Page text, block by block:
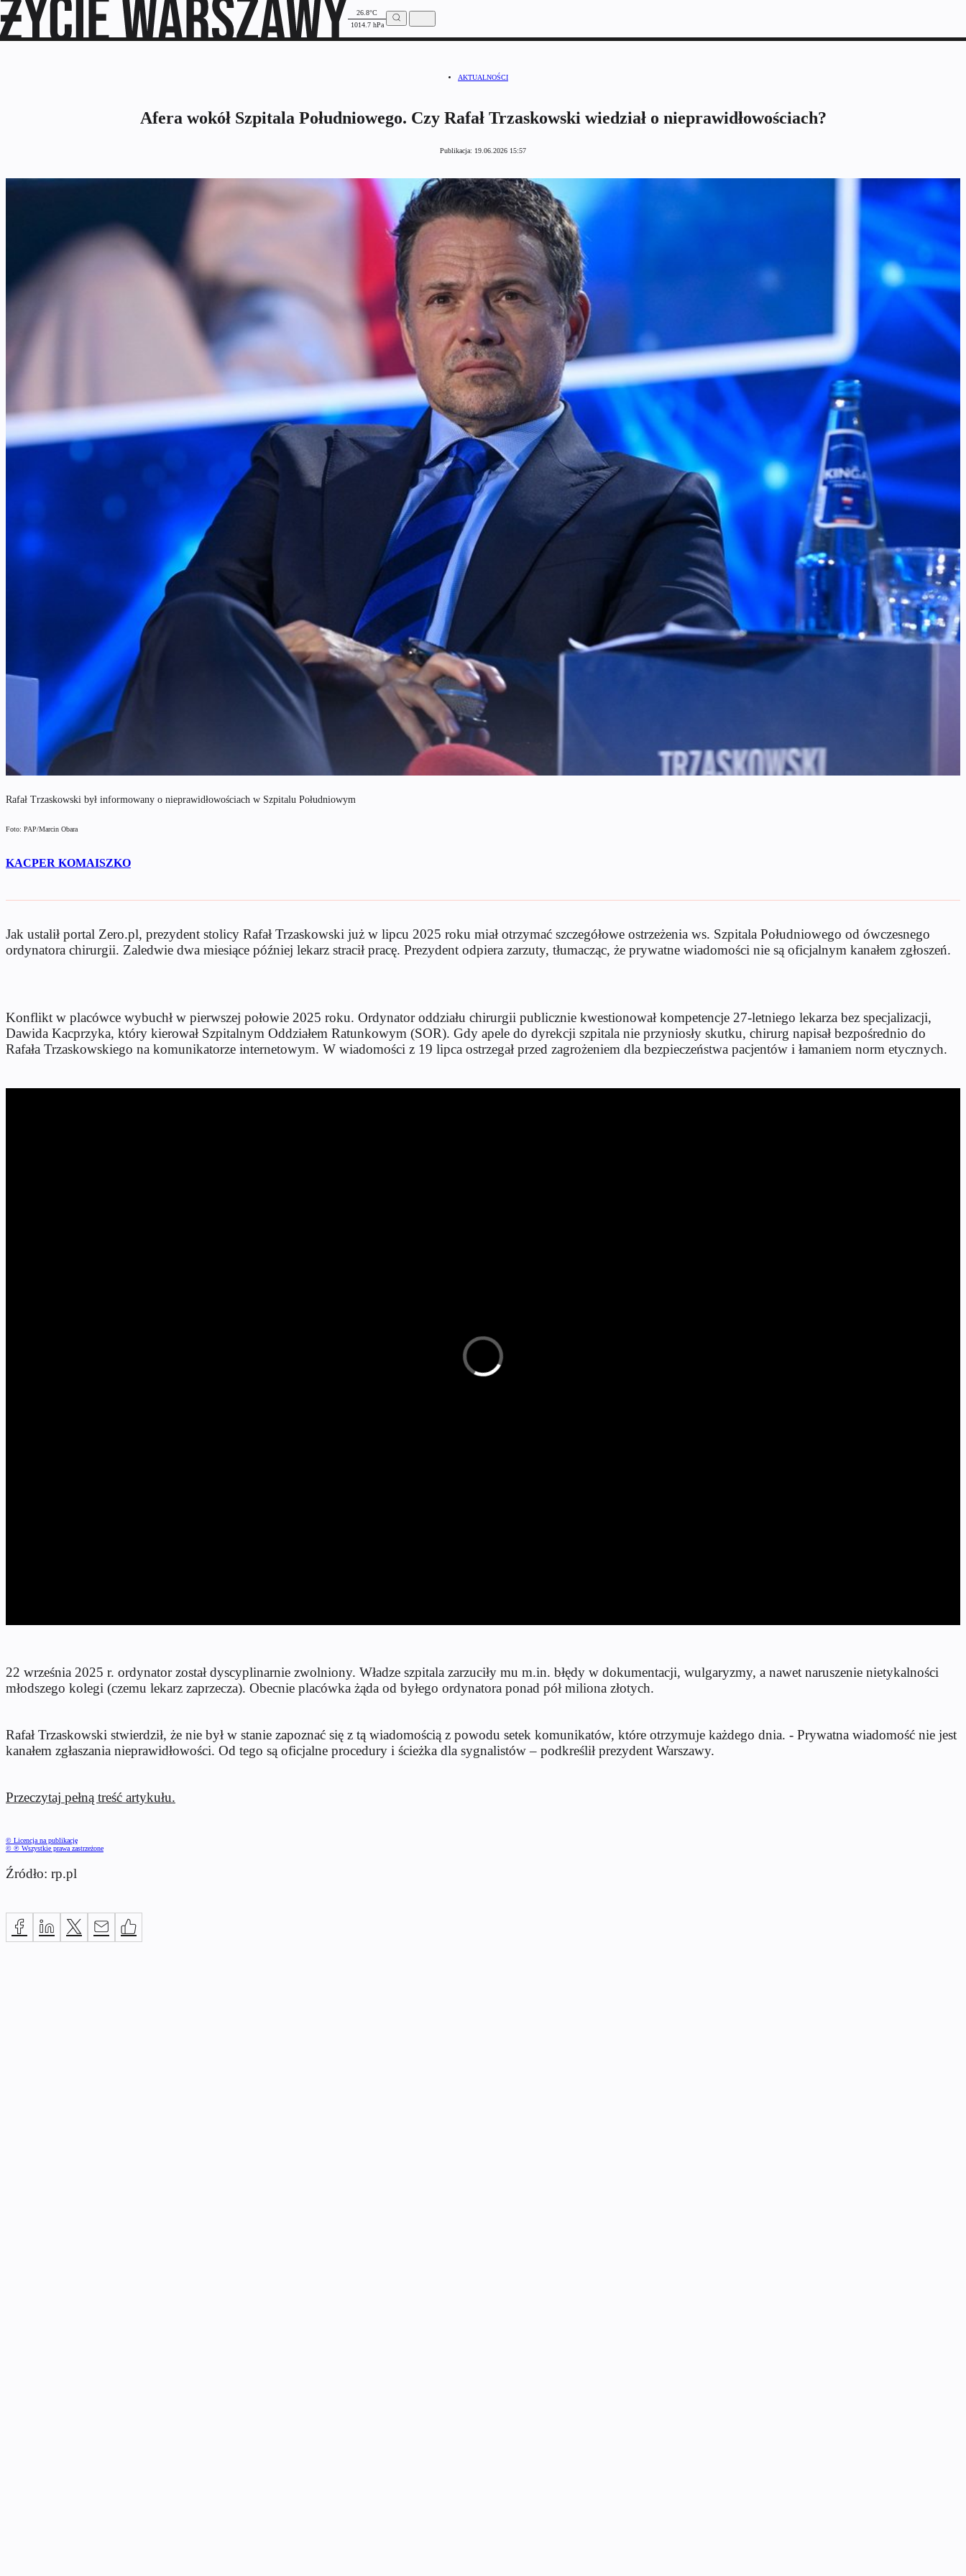
26.8°C
1014.7 hPa
AKTUALNOŚCI
Afera wokół Szpitala Południowego. Czy Rafał Trzaskowski wiedział o nieprawidłowościach?
Publikacja: 19.06.2026 15:57
Rafał Trzaskowski był informowany o nieprawidłowościach w Szpitalu Południowym
Foto: PAP/Marcin Obara
KACPER KOMAISZKO
Jak ustalił portal Zero.pl, prezydent stolicy Rafał Trzaskowski już w lipcu 2025 roku miał otrzymać szczegółowe ostrzeżenia ws. Szpitala Południowego od ówczesnego
ordynatora chirurgii. Zaledwie dwa miesiące później lekarz stracił pracę. Prezydent odpiera zarzuty, tłumacząc, że prywatne wiadomości nie są oficjalnym kanałem zgłoszeń.
Konflikt w placówce wybuchł w pierwszej połowie 2025 roku. Ordynator oddziału chirurgii publicznie kwestionował kompetencje 27-letniego lekarza bez specjalizacji,
Dawida Kacprzyka, który kierował Szpitalnym Oddziałem Ratunkowym (SOR). Gdy apele do dyrekcji szpitala nie przyniosły skutku, chirurg napisał bezpośrednio do
Rafała Trzaskowskiego na komunikatorze internetowym. W wiadomości z 19 lipca ostrzegał przed zagrożeniem dla bezpieczeństwa pacjentów i łamaniem norm etycznych.
22 września 2025 r. ordynator został dyscyplinarnie zwolniony. Władze szpitala zarzuciły mu m.in. błędy w dokumentacji, wulgaryzmy, a nawet naruszenie nietykalności
młodszego kolegi (czemu lekarz zaprzecza). Obecnie placówka żąda od byłego ordynatora ponad pół miliona złotych.
Rafał Trzaskowski stwierdził, że nie był w stanie zapoznać się z tą wiadomością z powodu setek komunikatów, które otrzymuje każdego dnia. - Prywatna wiadomość nie jest
kanałem zgłaszania nieprawidłowości. Od tego są oficjalne procedury i ścieżka dla sygnalistów – podkreślił prezydent Warszawy.
Przeczytaj pełną treść artykułu.
© Licencja na publikację
© ℗ Wszystkie prawa zastrzeżone
Źródło: rp.pl